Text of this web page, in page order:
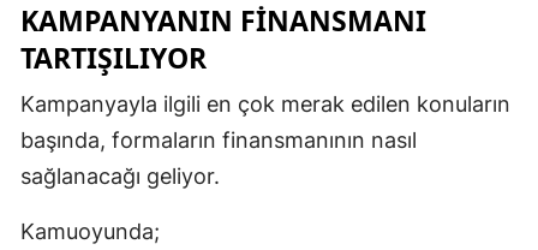
KAMPANYANIN FINANSMANI
TARTIŞILIYOR
Kampanyayla ilgili en çok merak edilen konuların
başında, formaların finansmanının nasıl
sağlanacağı geliyor.
Kamuoyunda;